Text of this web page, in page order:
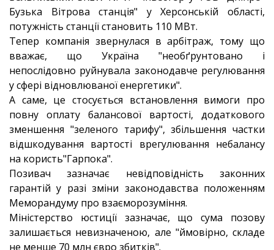
Бузька Вітрова станція" у Херсонській області,
потужність станції становить 110 МВт.
Тепер компанія звернулася в арбітраж, тому що
вважає, що Україна "необґрунтовано і
непослідовно руйнувала законодавче регулювання
у сфері відновлюваної енергетики".
А саме, це стосується встановлення вимоги про
повну оплату балансової вартості, додаткового
зменшення "зеленого тарифу", збільшення частки
відшкодування вартості врегулювання небалансу
на користь"Гарпока".
Позивач зазначає невідповідність законних
гарантій у разі зміни законодавства положенням
Меморандуму про взаєморозуміння.
Міністерство юстиції зазначає, що сума позову
залишається невизначеною, але "ймовірно, складе
не менше 70 млн євро збитків".